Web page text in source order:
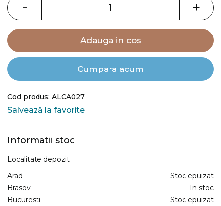
gallery- +
Adauga in cos
Cumpara acum
Cod produs: ALCA027
Salvează la favorite
Informatii stoc
Localitate depozit
Arad
Stoc epuizat
Brasov
In stoc
Bucuresti
Stoc epuizat